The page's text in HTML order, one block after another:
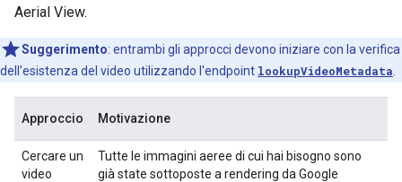
Aerial View.
Suggerimento: entrambi gli approcci devono iniziare con la verifica
dell'esistenza del video utilizzando l'endpoint lookupVideoMetadata
Approccio Motivazione
Cercare un
video
Tutte le immagini aeree di cui hai bisogno sono
già state sottoposte a rendering da Google